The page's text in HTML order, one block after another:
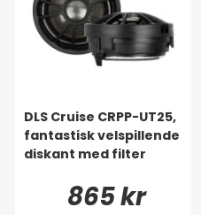
DLS Cruise CRPP-UT25,
fantastisk velspillende
diskant med filter
865 kr